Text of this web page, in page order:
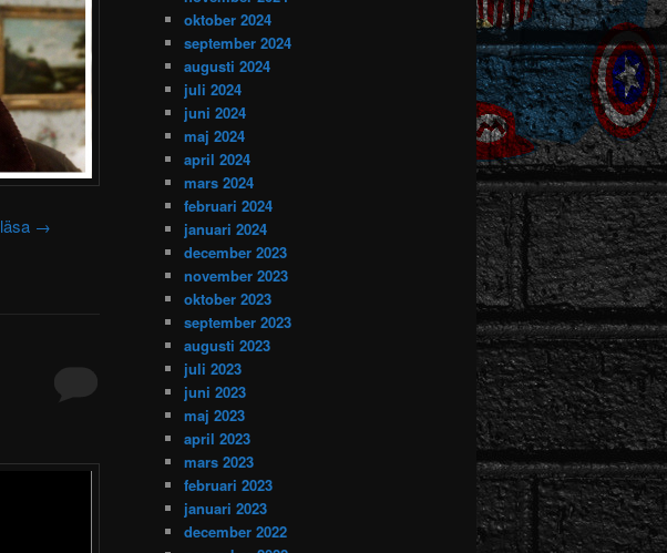
→
oktober 2024
september 2024
augusti 2024
juli 2024
juni 2024
maj 2024
april 2024
mars 2024
februari 2024
januari 2024
december 2023
november 2023
oktober 2023
september 2023
augusti 2023
juli 2023
juni 2023
maj 2023
april 2023
mars 2023
februari 2023
januari 2023
december 2022